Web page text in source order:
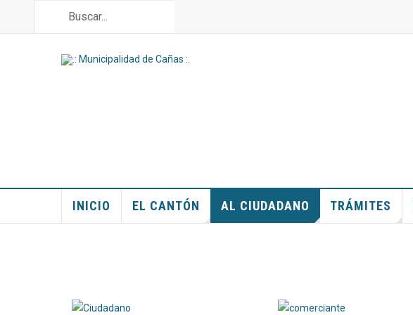
INICIO EL CANTÓN AL CIUDADANO TRÁMITES